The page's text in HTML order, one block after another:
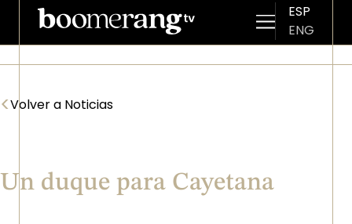
ESP
ENG
<Volver a Noticias
Un duque para Cayetana